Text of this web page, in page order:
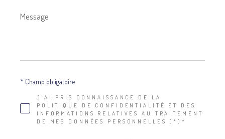
Message
*
J'AI PRIS CONNAISSANCE DE LA
POLITIQUE DE CONFIDENTIALITÉ ET DES
INFORMATIONS RELATIVES AU TRAITEMENT
DE MES DONNÉES PERSONNELLES (*)*
* Champ obligatoire